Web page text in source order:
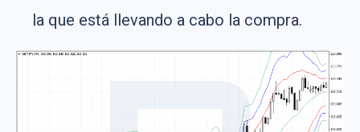
la que está llevando a cabo la compra.